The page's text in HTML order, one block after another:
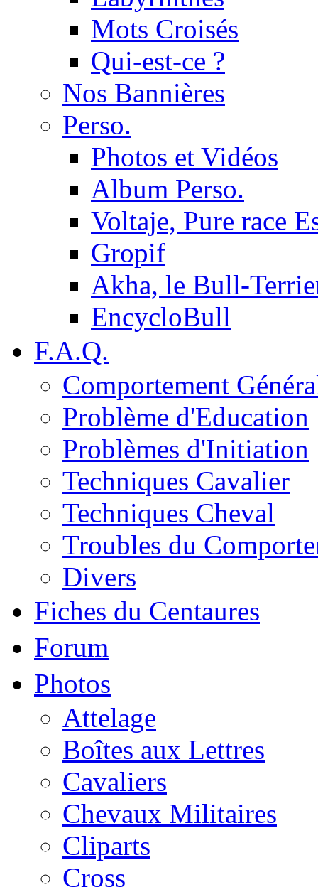
Mots Croisés
Qui-est-ce ?
Nos Bannières
Perso.
Photos et Vidéos
Album Perso.
Voltaje, Pure race
Gropif
Akha, le Bull-
EncycloBull
F.A.Q.
Comportement
Problème d'Education
Problèmes d'Initiation
Techniques Cavalier
Techniques Cheval
Troubles du
Divers
Fiches du Centaures
Forum
Photos
Attelage
Boîtes aux Lettres
Cavaliers
Chevaux Militaires
Cliparts
Cross